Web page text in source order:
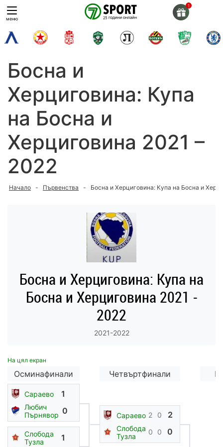
Skip
to
content
меню
Босна и
Херциговина: Купа
на Босна и
Херциговина 2021 –
2022
Начало - Първенства - Босна и Херциговина: Купа на Босна и
Босна и Херциговина: Купа на
Босна и Херциговина 2021 -
2022
2021-2022
На цял екран
Осминафинали
Сараево 1
Любич
Пърнявор 0
Слобода
Тузла
1
Четвъртфинали
Сараево 2 0 2
Слобода
Тузла
0 0 0